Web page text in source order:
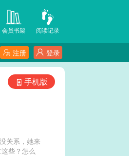
阅读记录
会员书架
登录
注册
手机版
关系，她来
些？怎么